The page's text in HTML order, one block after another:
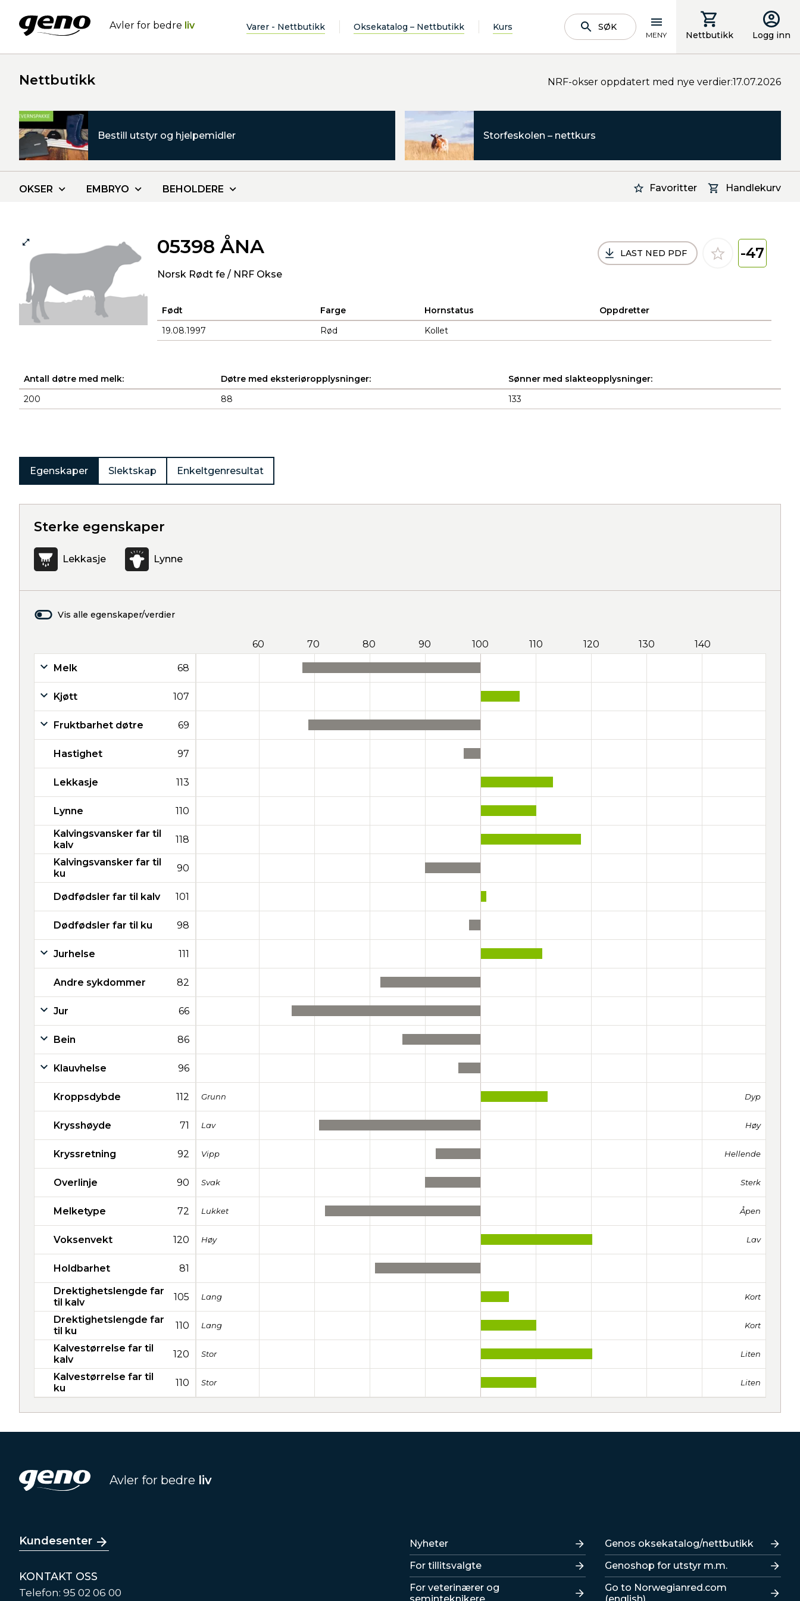
Avler for bedre liv Varer - Nettbutikk Oksekatalog – Nettbutikk Kurs SØK
MENY Nettbutikk Logg inn
Nettbutikk NRF-okser oppdatert med nye verdier:17.07.2026
Bestill utstyr og hjelpemidler Storfeskolen – nettkurs
Favoritter Handlekurv
OKSER EMBRYO BEHOLDERE
05398 ÅNA
Norsk Rødt fe / NRF Okse
LAST NED PDF -47
Født Farge Hornstatus
Oppdretter
19.08.1997
Rød Kollet
Antall døtre med melk: Døtre med eksteriøropplysninger:
Sønner med slakteopplysninger:
200
88 133
Egenskaper Slektskap Enkeltgenresultat
Sterke egenskaper
Lekkasje Lynne
Vis alle egenskaper/verdier
60 70 80 90 100 110 120 130 140
Melk 68
Kjøtt 107
Fruktbarhet døtre 69
Hastighet 97
Lekkasje 113
Lynne 110
Kalvingsvansker far til
kalv
118
Kalvingsvansker far til
ku
90
Dødfødsler far til kalv 101
Dødfødsler far til ku 98
Jurhelse 111
Andre sykdommer 82
Jur 66
Bein 86
Klauvhelse 96
Kroppsdybde 112 Grunn Dyp
Krysshøyde 71 Lav Høy
Kryssretning 92 Vipp Hellende
Overlinje 90 Svak Sterk
Melketype 72 Lukket Åpen
Voksenvekt 120 Høy Lav
Holdbarhet 81
Drektighetslengde far
til kalv
105 Lang Kort
Drektighetslengde far
til ku
110 Lang Kort
Kalvestørrelse far til
kalv
120 Stor Liten
Kalvestørrelse far til
ku
110 Stor Liten
Avler for bedre liv
Kundesenter
KONTAKT OSS
Telefon: 95 02 06 00
Lenker
Nyheter
For tillitsvalgte
For veterinærer og
seminteknikere
Lenker
Genos oksekatalog/nettbutikk
Genoshop for utstyr m.m.
Go to Norwegianred.com
(english)